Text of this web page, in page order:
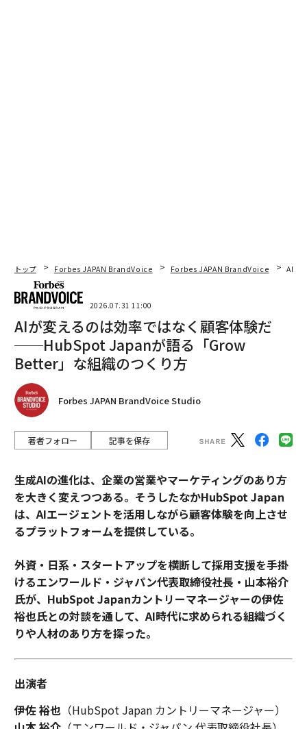
トップ Forbes JAPAN BrandVoice Forbes JAPAN BrandVoice AIが
2026.07.31 11:00
AIが変えるのは効率ではなく顧客体験だ
──HubSpot Japanが語る「Grow
Better」な組織のつくり方
Forbes JAPAN BrandVoice Studio
著者フォロー 記事を保存
生成AIの進化は、企業の営業やマーケティングのあり方
を大きく変えつつある。そうしたなかHubSpot Japan
は、AIエージェントを活用しながら顧客体験を向上させ
るプラットフォームを提供している。
外資・日系・スタートアップを横断して採用支援を手掛
けるエンワールド・ジャパン代表取締役社長・山本裕介
氏が、HubSpot Japanカントリーマネージャーの伊佐
裕也氏との対談を通して、AI時代に求められる組織づく
りや人材のあり方を探った。
出演者
伊佐 裕也（HubSpot Japan カントリーマネージャー）